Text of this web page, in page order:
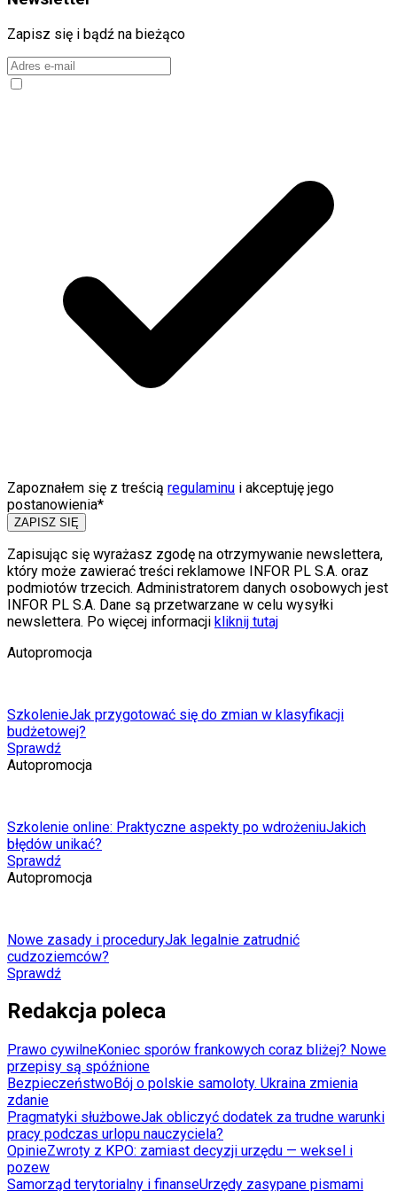
Zapisz się i bądź na bieżąco
Zapoznałem się z treścią regulaminu i akceptuję jego
postanowienia*
ZAPISZ SIĘ
Zapisując się wyrażasz zgodę na otrzymywanie newslettera,
który może zawierać treści reklamowe INFOR PL S.A. oraz
podmiotów trzecich. Administratorem danych osobowych jest
INFOR PL S.A. Dane są przetwarzane w celu wysyłki
newslettera. Po więcej informacji kliknij tutaj
Autopromocja
SzkolenieJak przygotować się do zmian w klasyfikacji
budżetowej?
Sprawdź
Autopromocja
Szkolenie online: Praktyczne aspekty po wdrożeniuJakich
błędów unikać?
Sprawdź
Autopromocja
Nowe zasady i proceduryJak legalnie zatrudnić
cudzoziemców?
Sprawdź
Redakcja poleca
Prawo cywilneKoniec sporów frankowych coraz bliżej? Nowe
przepisy są spóźnione
BezpieczeństwoBój o polskie samoloty. Ukraina zmienia
zdanie
Pragmatyki służboweJak obliczyć dodatek za trudne warunki
pracy podczas urlopu nauczyciela?
OpinieZwroty z KPO: zamiast decyzji urzędu — weksel i
pozew
Samorząd terytorialny i finanseUrzędy zasypane pismami